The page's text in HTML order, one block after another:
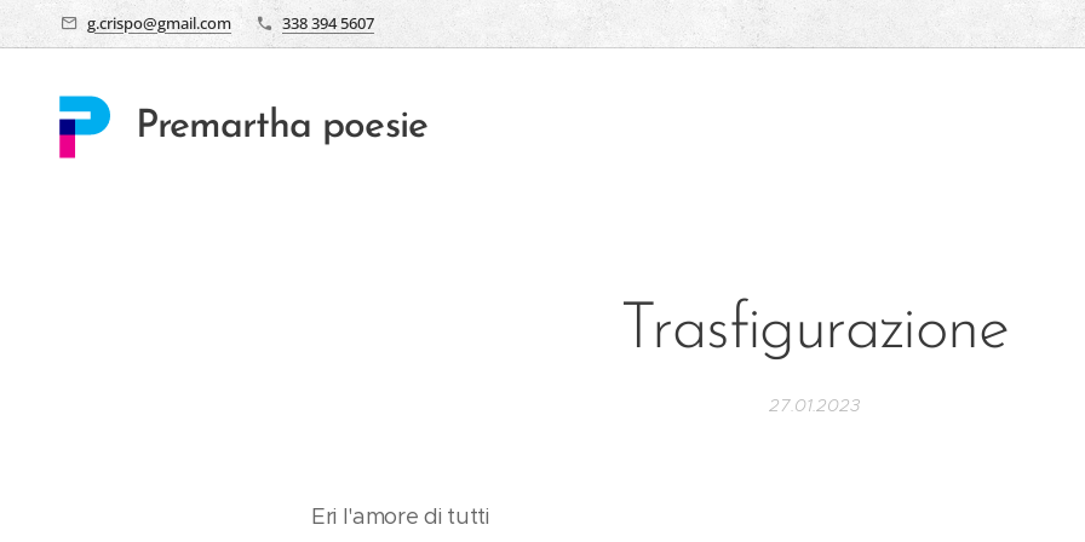
g.crispo@gmail.com 338 394 5607
Premartha poesie
Trasfigurazione
27.01.2023
Eri l'amore di tutti